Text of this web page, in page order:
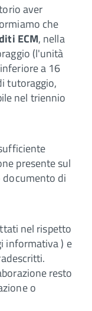
aver
che
ECM, nella
(l'unità
a 16
tutoraggio,
nel triennio
presente sul
documento di
nel rispetto
informativa ) e
resto
o